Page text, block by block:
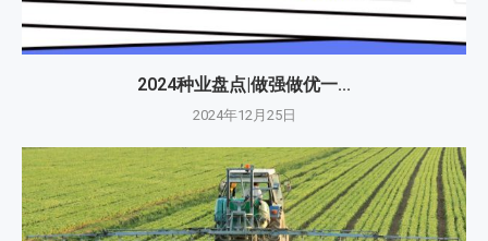
2024种业盘点|做强做优一...
2024年12月25日